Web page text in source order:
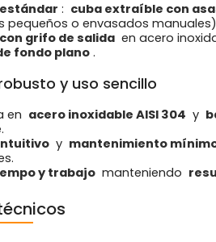
: cuba extraíble con
pequeños o envasados
grifo de salida en acero
fondo plano .
y uso sencillo
en acero inoxidable AISI 304 y
y mantenimiento
y trabajo manteniendo